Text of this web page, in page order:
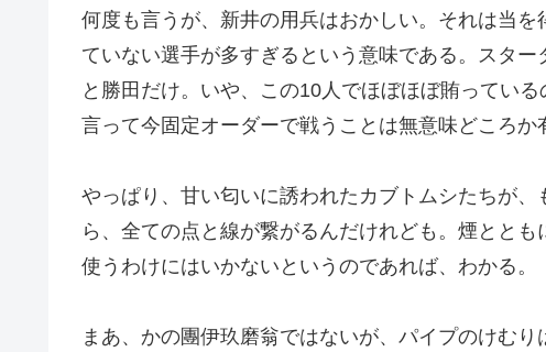
何度も言うが、新井の用兵はおかしい。それは当
ていない選手が多すぎるという意味である。スタ
と勝田だけ。いや、この10人でほぼほぼ賄ってい
言って今固定オーダーで戦うことは無意味どころか
やっぱり、甘い匂いに誘われたカブトムシたちが
ら、全ての点と線が繋がるんだけれども。煙とと
使うわけにはいかないというのであれば、わかる。
まあ、かの團伊玖磨翁ではないが、パイプのけむり